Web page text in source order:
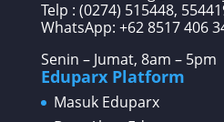
Telp : (0274) 515448,
WhatsApp: +62 8517 406
Senin – Jumat, 8am – 5pm
Eduparx Platform
Masuk Eduparx